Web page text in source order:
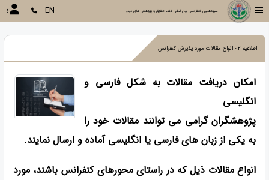
سیزدهمین کنفرانس بین المللی فقه، حقوق و پژوهش های دینی EN
اطلاعیه 2 - انواع مقالات مورد پذیرش کنفرانس
امکان دریافت مقالات به شکل فارسی و
انگلیسی
پژوهشگران گرامی می توانند مقالات خود را
به یکی از زبان های فارسی یا انگلیسی آماده و ارسال نمایند.
انواع مقالات ذیل که در راستای محورهای کنفرانس باشند، مورد